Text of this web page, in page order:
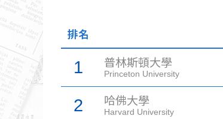
排名
1 普林斯頓大學
Princeton University
2 哈佛大學
Harvard University